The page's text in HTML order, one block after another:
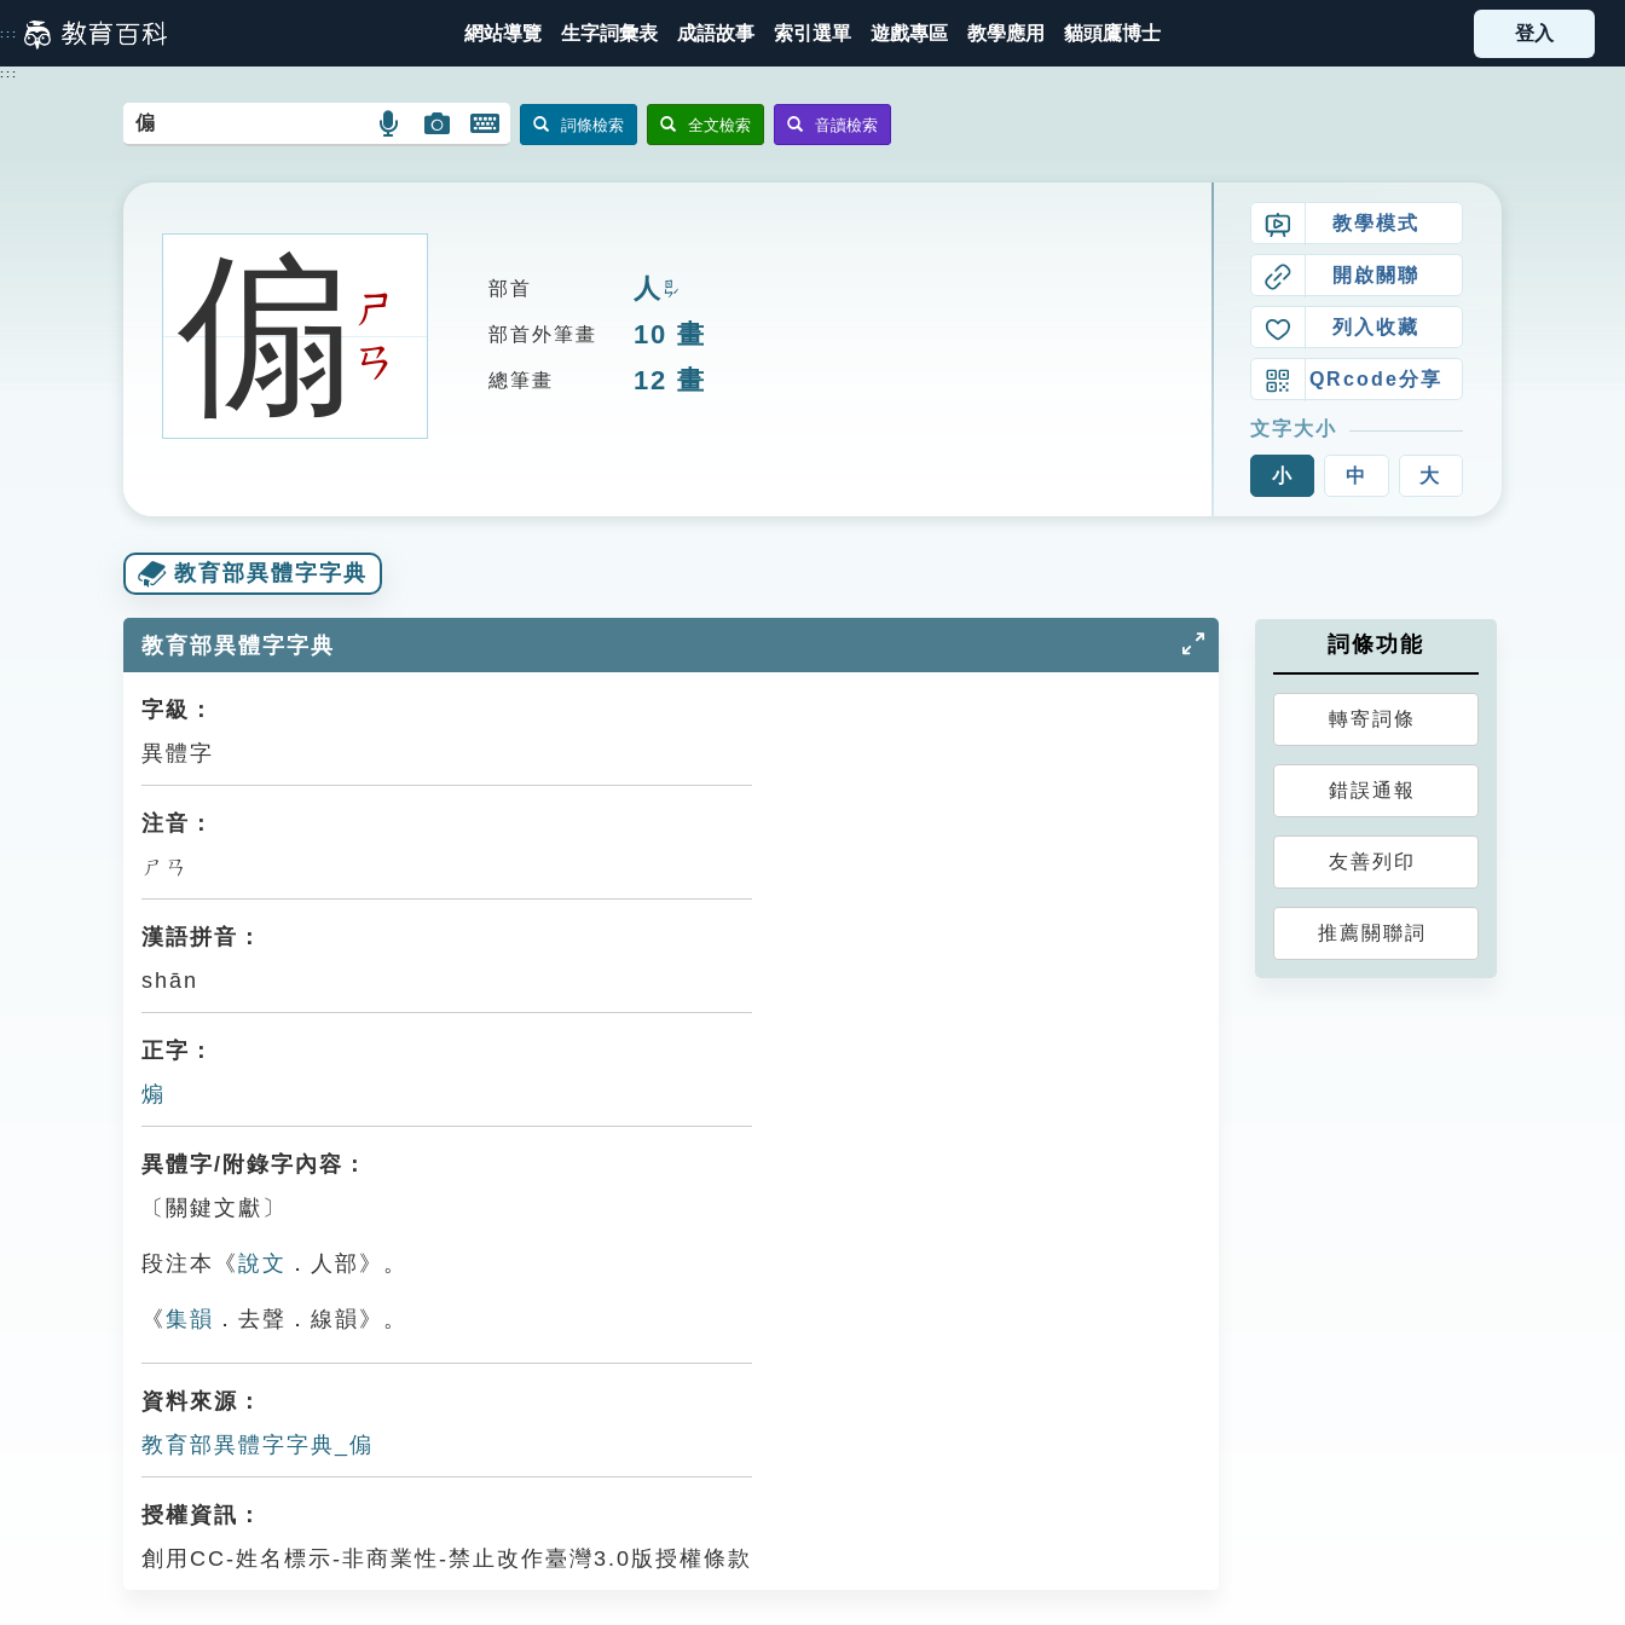
到
主
::: 網站導覽 生字詞彙表 成語故事 索引選單 遊戲專區 教學應用 貓頭鷹博士 登入
:::
語
搜
圖
圖
搜
開
鍵
詞條檢索 全文檢索 音讀檢索
傓ㄕ
ㄢ
部首 人 ㄖㄣˊ
部首外筆畫 10 畫
總筆畫 12 畫
教學模式
開啟關聯
列入收藏
QRcode分享
文字大小
小 中 大
教育部異體字字典
教育部異體字字典
字級：
異體字
注音：
ㄕㄢ
漢語拼音：
shān
正字：
煽
異體字/附錄字內容：
〔關鍵文獻〕
段注本《說文 ．人部》。
《集韻 ．去聲．線韻》。
資料來源：
教育部異體字字典_傓
授權資訊：
創用CC-姓名標示-非商業性-禁止改作臺灣3.0版授權條款
詞條功能
轉寄詞條
錯誤通報
友善列印
推薦關聯詞